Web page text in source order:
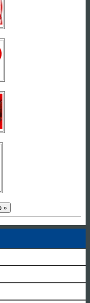
»